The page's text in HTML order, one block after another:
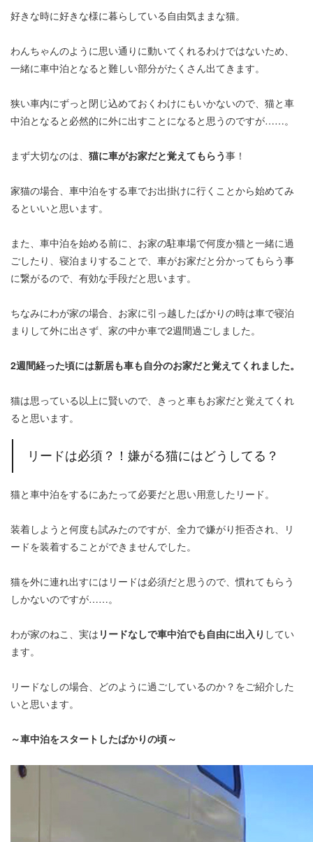
好きな時に好きな様に暮らしている自由気ままな猫。
わんちゃんのように思い通りに動いてくれるわけではないため、
一緒に車中泊となると難しい部分がたくさん出てきます。
狭い車内にずっと閉じ込めておくわけにもいかないので、猫と車
中泊となると必然的に外に出すことになると思うのですが……。
まず大切なのは、 猫に車がお家だと覚えてもらう事！
家猫の場合、車中泊をする車でお出掛けに行くことから始めてみ
るといいと思います。
また、車中泊を始める前に、お家の駐車場で何度か猫と一緒に過
ごしたり、寝泊まりすることで、車がお家だと分かってもらう事
に繋がるので、有効な手段だと思います。
ちなみにわが家の場合、お家に引っ越したばかりの時は車で寝泊
まりして外に出さず、家の中か車で2週間過ごしました。
2週間経った頃には新居も車も自分のお家だと覚えてくれました。
猫は思っている以上に賢いので、きっと車もお家だと覚えてくれ
ると思います。
リードは必須？！嫌がる猫にはどうしてる？
猫と車中泊をするにあたって必要だと思い用意したリード。
装着しようと何度も試みたのですが、全力で嫌がり拒否され、リ
ードを装着することができませんでした。
猫を外に連れ出すにはリードは必須だと思うので、慣れてもらう
しかないのですが……。
わが家のねこ、実は リードなしで車中泊でも自由に出入り してい
ます。
リードなしの場合、どのように過ごしているのか？をご紹介した
いと思います。
～車中泊をスタートしたばかりの頃～